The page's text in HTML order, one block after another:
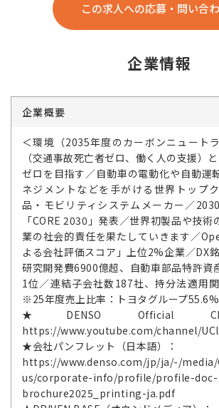
この求人への応募・問い合
企業情報
企業概要
＜環境（2035年度のカーボンニュート
（交通事故死亡者ゼロ、働く人の支援）
ゼロを目指す／自動車の電動化や自動運
ネジメントなどを手がける世界トップ
品・モビリティシステムメーカー／
「CORE 2030」発表／世界初製品や技
業の社会的責任を果たしていきます／
よる会社評価スコア」上位2%企業／DX
研究開発費6900億超、自動車部品特許資
1位／連結子会社数187社、持分法適用
※25年度売上比率：トヨタグループ55.6%
★DENSO Official
https://www.youtube.com/channel/
★会社パンフレット（日本語）：
https://www.denso.com/jp/ja/-/
us/corporate-info/profile/profile-doc-
brochure2025_printing-ja.pdf